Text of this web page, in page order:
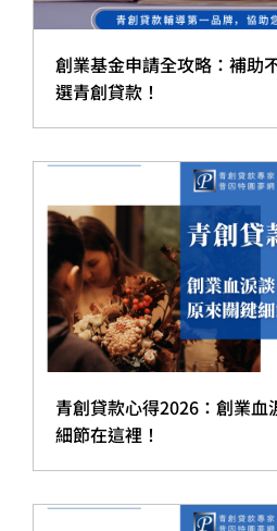
創業基金申請全攻略：補助
選青創貸款！
青創貸款心得2026：創業血
細節在這裡！